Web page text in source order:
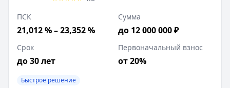
ПСК
21,012 % – 23,352 %
Сумма
до 12 000 000 ₽
Срок
до 30 лет
Первоначальный взнос
от 20%
Быстрое решение